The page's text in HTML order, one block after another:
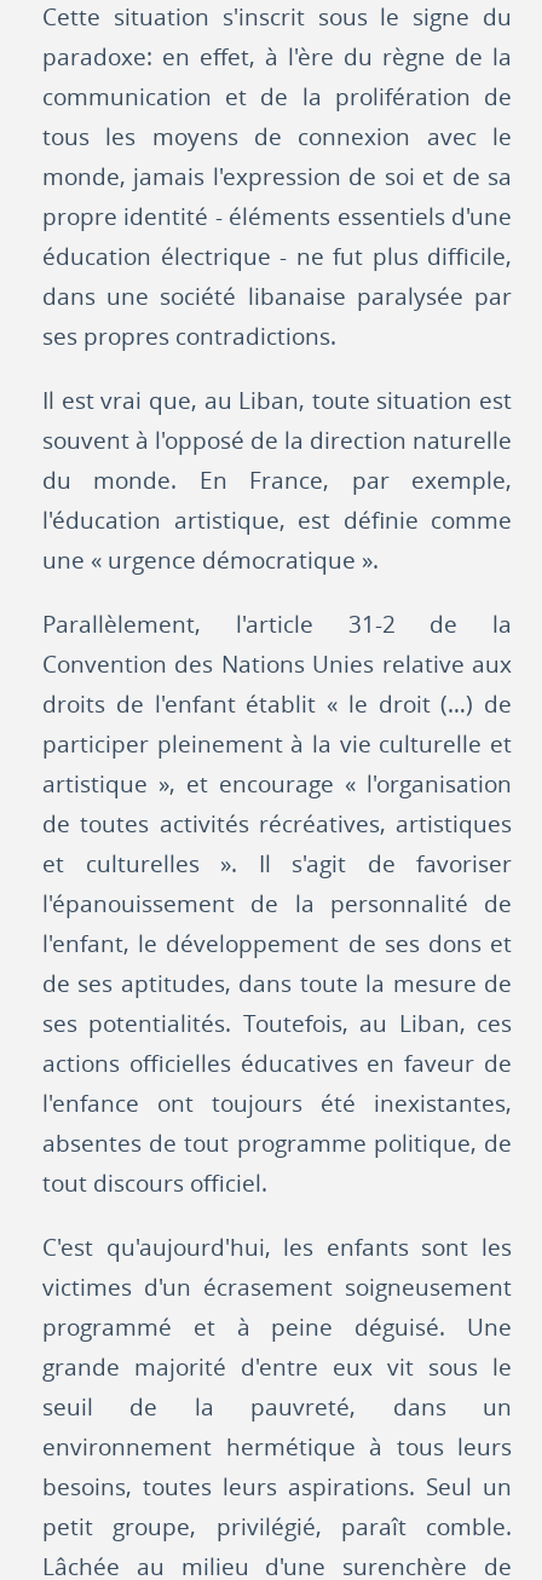
Cette situation s'inscrit sous le signe du
paradoxe: en effet, à l'ère du règne de la
communication et de la prolifération de
tous les moyens de connexion avec le
monde, jamais l'expression de soi et de sa
propre identité - éléments essentiels d'une
éducation électrique - ne fut plus difficile,
dans une société libanaise paralysée par
ses propres contradictions.
Il est vrai que, au Liban, toute situation est
souvent à l'opposé de la direction naturelle
du monde. En France, par exemple,
l'éducation artistique, est définie comme
une « urgence démocratique ».
Parallèlement, l'article 31-2 de la
Convention des Nations Unies relative aux
droits de l'enfant établit « le droit (…) de
participer pleinement à la vie culturelle et
artistique », et encourage « l'organisation
de toutes activités récréatives, artistiques
et culturelles ». Il s'agit de favoriser
l'épanouissement de la personnalité de
l'enfant, le développement de ses dons et
de ses aptitudes, dans toute la mesure de
ses potentialités. Toutefois, au Liban, ces
actions officielles éducatives en faveur de
l'enfance ont toujours été inexistantes,
absentes de tout programme politique, de
tout discours officiel.
C'est qu'aujourd'hui, les enfants sont les
victimes d'un écrasement soigneusement
programmé et à peine déguisé. Une
grande majorité d'entre eux vit sous le
seuil de la pauvreté, dans un
environnement hermétique à tous leurs
besoins, toutes leurs aspirations. Seul un
petit groupe, privilégié, paraît comble.
Lâchée au milieu d'une surenchère de